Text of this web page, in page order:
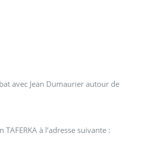
avec Jean Dumaurier autour de
à l’adresse suivante :